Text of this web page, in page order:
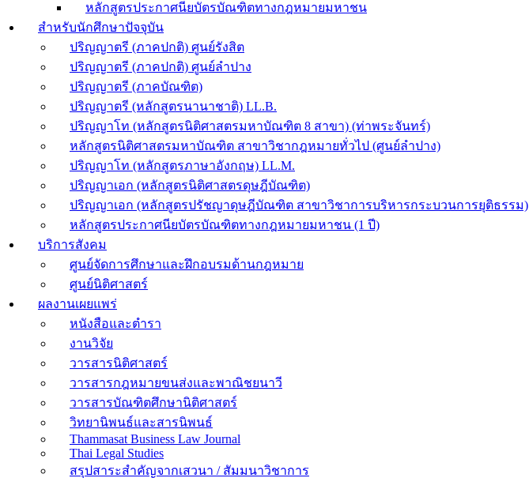
หลักสูตรประกาศนียบัตรบัณฑิตทางกฎหมายมหาชน
สำหรับนักศึกษาปัจจุบัน
ปริญญาตรี (ภาคปกติ) ศูนย์รังสิต
ปริญญาตรี (ภาคปกติ) ศูนย์ลำปาง
ปริญญาตรี (ภาคบัณฑิต)
ปริญญาตรี (หลักสูตรนานาชาติ) LL.B.
ปริญญาโท (หลักสูตรนิติศาสตรมหาบัณฑิต 8 สาขา) (ท่าพระจันทร์)
หลักสูตรนิติศาสตรมหาบัณฑิต สาขาวิชากฎหมายทั่วไป (ศูนย์ลำปาง)
ปริญญาโท (หลักสูตรภาษาอังกฤษ) LL.M.
ปริญญาเอก (หลักสูตรนิติศาสตรดุษฎีบัณฑิต)
ปริญญาเอก (หลักสูตรปรัชญาดุษฎีบัณฑิต สาขาวิชาการบริหารกระบวนการยุติธรรม)
หลักสูตรประกาศนียบัตรบัณฑิตทางกฎหมายมหาชน (1 ปี)
บริการสังคม
ศูนย์จัดการศึกษาและฝึกอบรมด้านกฎหมาย
ศูนย์นิติศาสตร์
ผลงานเผยแพร่
หนังสือและตำรา
งานวิจัย
วารสารนิติศาสตร์
วารสารกฎหมายขนส่งและพาณิชยนาวี
วารสารบัณฑิตศึกษานิติศาสตร์
วิทยานิพนธ์และสารนิพนธ์
Thammasat Business Law Journal
Thai Legal Studies
สรุปสาระสำคัญจากเสวนา / สัมมนาวิชาการ